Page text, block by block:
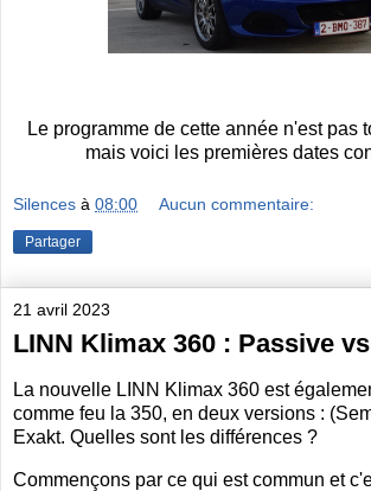
Le programme de cette année n'est pas
mais voici les premières dates
Silences à 08:00 Aucun commentaire:
Partager
21 avril 2023
LINN Klimax 360 : Passive
La nouvelle LINN Klimax 360 est
comme feu la 350, en deux versions :
Exakt. Quelles sont les différences ?
Commençons par ce qui est commun et